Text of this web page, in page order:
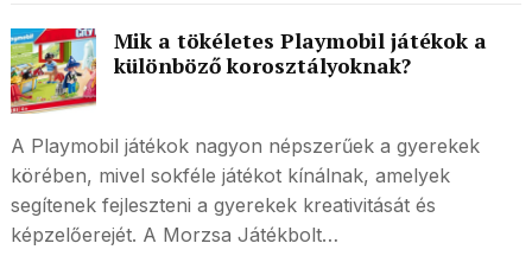
Mik a tökéletes Playmobil játékok a
különböző korosztályoknak?
A Playmobil játékok nagyon népszerűek a gyerekek
körében, mivel sokféle játékot kínálnak, amelyek
segítenek fejleszteni a gyerekek kreativitását és
képzelőerejét. A Morzsa Játékbolt…